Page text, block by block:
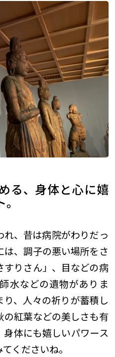
る、身体と心に嬉
、昔は病院がわりだっ
、調子の悪い場所をさ
りさん」、目などの病
水などの遺物がありま
、人々の祈りが蓄積し
紅葉などの美しさも有
体にも嬉しいパワース
くださいね。